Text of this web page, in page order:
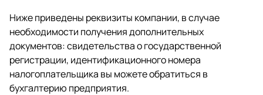
Ниже приведены реквизиты компании, в случае
необходимости получения дополнительных
документов: свидетельства о государственной
регистрации, идентификационного номера
налогоплательщика вы можете обратиться в
бухгалтерию предприятия.